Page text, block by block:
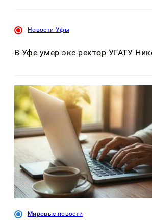
Новости Уфы
В Уфе умер экс-ректор УГАТУ
Мировые новости